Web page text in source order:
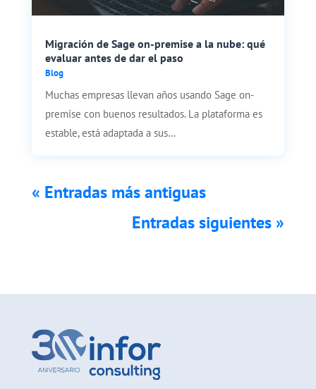
Migración de Sage on-premise a la nube: qué
evaluar antes de dar el paso
Blog
Muchas empresas llevan años usando Sage on-
premise con buenos resultados. La plataforma es
estable, está adaptada a sus...
« Entradas más antiguas
Entradas siguientes »